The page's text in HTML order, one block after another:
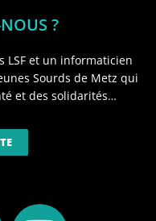
?
LSF et un informaticien
Sourds de Metz qui
et des solidarités…